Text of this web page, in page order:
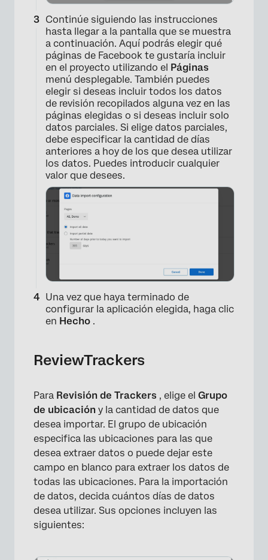
×
Continúe siguiendo las instrucciones
hasta llegar a la pantalla que se muestra
a continuación. Aquí podrás elegir qué
páginas de Facebook te gustaría incluir
en el proyecto utilizando el Páginas
menú desplegable. También puedes
elegir si deseas incluir todos los datos
de revisión recopilados alguna vez en las
páginas elegidas o si deseas incluir solo
datos parciales. Si elige datos parciales,
debe especificar la cantidad de días
anteriores a hoy de los que desea utilizar
los datos. Puedes introducir cualquier
valor que desees.
Una vez que haya terminado de
configurar la aplicación elegida, haga clic
en Hecho .
ReviewTrackers
Para Revisión de Trackers , elige el Grupo
de ubicación y la cantidad de datos que
desea importar. El grupo de ubicación
especifica las ubicaciones para las que
desea extraer datos o puede dejar este
campo en blanco para extraer los datos de
todas las ubicaciones. Para la importación
de datos, decida cuántos días de datos
desea utilizar. Sus opciones incluyen las
siguientes: